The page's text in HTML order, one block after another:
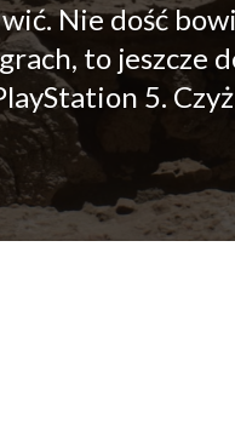
Nie dość
to jeszcze
5.